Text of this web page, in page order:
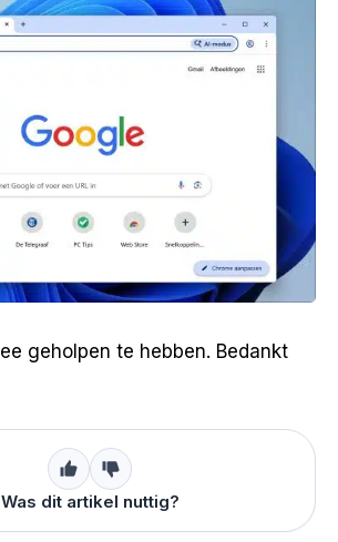
geholpen te hebben. Bedankt
Was dit artikel nuttig?